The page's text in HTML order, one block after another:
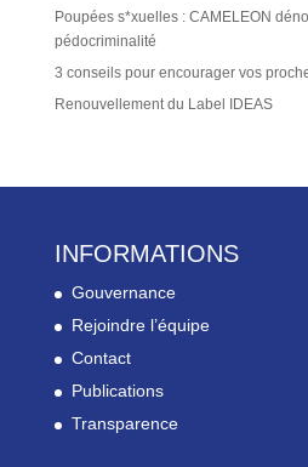
Poupées s*xuelles : CAMELEON
pédocriminalité
3 conseils pour encourager vos
Renouvellement du Label IDEAS
INFORMATIONS
Gouvernance
Rejoindre l’équipe
Contact
Publications
Transparence